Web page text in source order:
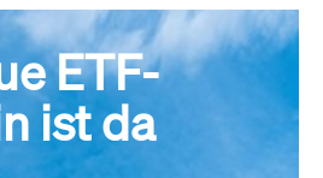
ETF-
ist da